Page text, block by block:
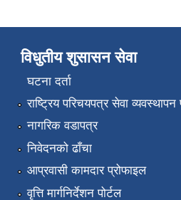
विधुतीय शुसासन सेवा
घटना दर्ता
राष्ट्रिय परिचयपत्र सेवा व्यवस्थापन
नागरिक वडापत्र
निवेदनको ढाँचा
आप्रवासी कामदार प्रोफाइल
वृत्ति मार्गनिर्देशन पोर्टल